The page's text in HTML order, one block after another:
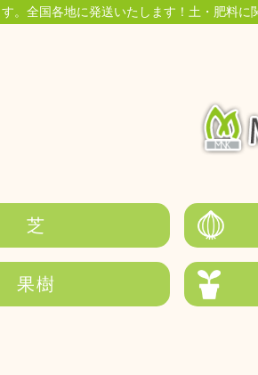
。全国各地に発送いたします！土・肥料
芝
果樹